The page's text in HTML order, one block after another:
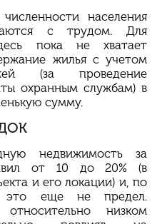
населения
с трудом. Для
пока не хватает
жилья с учетом
(за проведение
охранным службам) в
сумму.
недвижимость за
от 10 до 20% (в
и его локации) и, по
это еще не предел.
низком